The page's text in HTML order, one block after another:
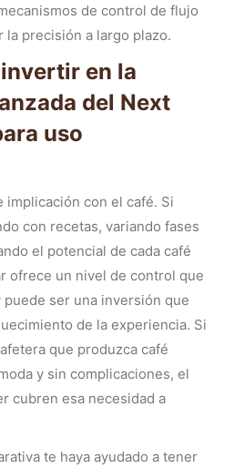
de control de flujo
la precisión a largo plazo.
en la
del Next
uso
implicación con el café. Si
con recetas, variando fases
el potencial de cada café
ofrece un nivel de control que
ser una inversión que
de la experiencia. Si
que produzca café
y sin complicaciones, el
cubren esa necesidad a
te haya ayudado a tener